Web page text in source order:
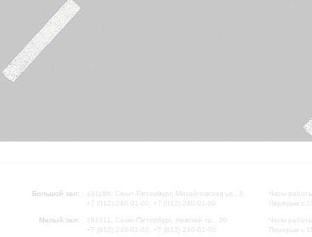
Большой зал:
191186, Санкт-Петербург, Михайловская ул., 2
+7 (812) 240-01-00, +7 (812) 240-01-80
Малый зал:
191011, Санкт-Петербург, Невский пр., 30
+7 (812) 240-01-00, +7 (812) 240-01-70
Часы
Перерыв с
Часы
Перерыв с